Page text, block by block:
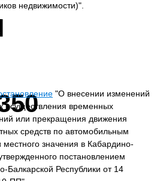
недвижимости)".
"О внесении изменений
осуществления временных
или прекращения движения
средств по автомобильным
местного значения в Кабардино-
постановлением
Балкарской Республики от 14